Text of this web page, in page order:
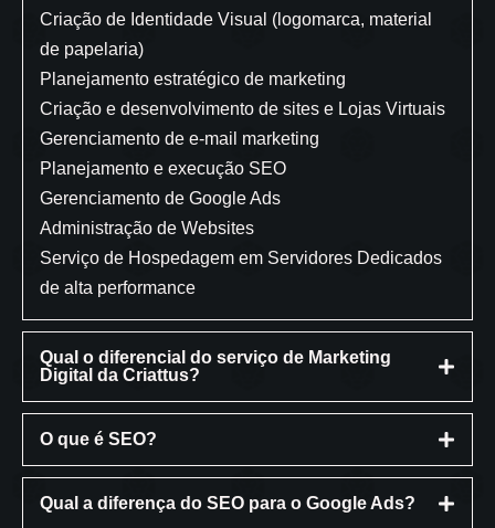
Criação de Identidade Visual (logomarca, material
de papelaria)
Planejamento estratégico de marketing
Criação e desenvolvimento de sites e Lojas Virtuais
Gerenciamento de e-mail marketing
Planejamento e execução SEO
Gerenciamento de Google Ads
Administração de Websites
Serviço de Hospedagem em Servidores Dedicados
de alta performance
Qual o diferencial do serviço de Marketing
Digital da Criattus?
O que é SEO?
Qual a diferença do SEO para o Google Ads?